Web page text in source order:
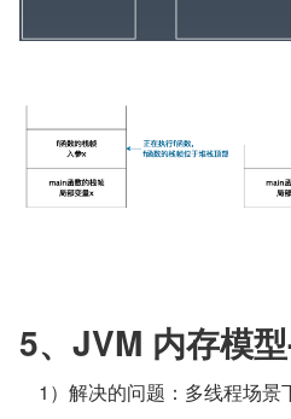
5、JVM 内存模
1）解决的问题：多线程场景